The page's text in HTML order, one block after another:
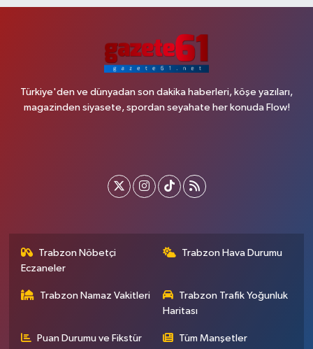
Türkiye'den ve dünyadan son dakika haberleri, köşe yazıları,
magazinden siyasete, spordan seyahate her konuda Flow!
Trabzon Nöbetçi
Eczaneler
Trabzon Hava Durumu
Trabzon Namaz Vakitleri
Trabzon Trafik Yoğunluk
Haritası
Puan Durumu ve Fikstür Tüm Manşetler